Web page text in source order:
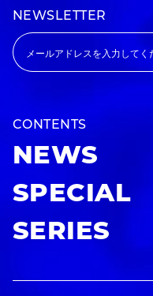
NEWSLETTER
CONTENTS
NEWS
SPECIAL
SERIES